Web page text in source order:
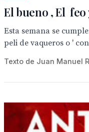
El bueno , El feo
Esta semana se
peli de vaqueros o '
Texto de Juan Manuel